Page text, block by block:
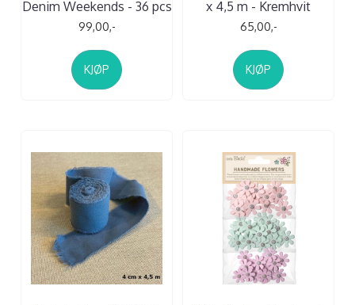
Denim Weekends - 36 pcs
99,00,-
KJØP
x 4,5 m - Kremhvit
65,00,-
KJØP